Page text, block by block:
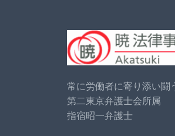
常に労働者に寄り添い闘
第二東京弁護士会所属
指宿昭一弁護士